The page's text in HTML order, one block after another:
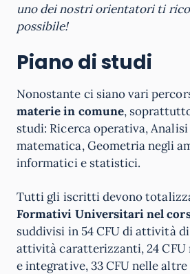
uno dei nostri orientatori ti
possibile!
Piano di studi
Nonostante ci siano vari
materie in comune,
studi: Ricerca operativa,
matematica, Geometria negli
informatici e statistici.
Tutti gli iscritti devono
Formativi Universitari nel
suddivisi in 54 CFU di attività di
attività caratterizzanti, 24
e integrative, 33 CFU nelle